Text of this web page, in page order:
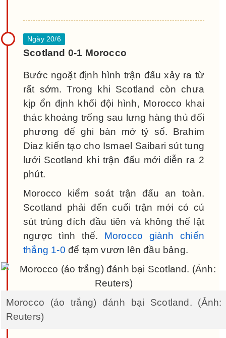
Scotland 0-1 Morocco
Bước ngoặt định hình trận đấu xảy ra từ
rất sớm. Trong khi Scotland còn chưa
kịp ổn định khối đội hình, Morocco khai
thác khoảng trống sau lưng hàng thủ đối
phương để ghi bàn mở tỷ số. Brahim
Diaz kiến tạo cho Ismael Saibari sút tung
lưới Scotland khi trận đấu mới diễn ra 2
phút.
Morocco kiểm soát trận đấu an toàn.
Scotland phải đến cuối trận mới có cú
sút trúng đích đầu tiên và không thể lật
ngược tình thế. Morocco giành chiến
thắng 1-0 để tạm vươn lên đầu bảng.
Morocco (áo trắng) đánh bại Scotland. (Ảnh:
Reuters)